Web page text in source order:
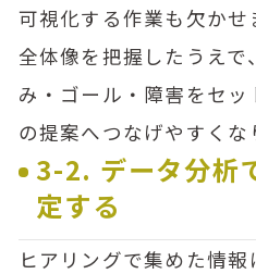
可視化する作業も欠かせ
全体像を把握したうえ
み・ゴール・障害をセ
の提案へつなげやすくな
3-2. データ分析
定する
ヒアリングで集めた情